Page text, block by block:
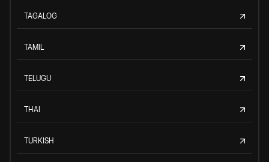
TAGALOG
TAMIL
TELUGU
THAI
TURKISH